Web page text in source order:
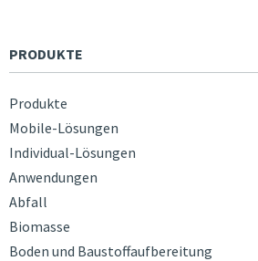
PRODUKTE
Produkte
Mobile-Lösungen
Individual-Lösungen
Anwendungen
Abfall
Biomasse
Boden und Baustoffaufbereitung